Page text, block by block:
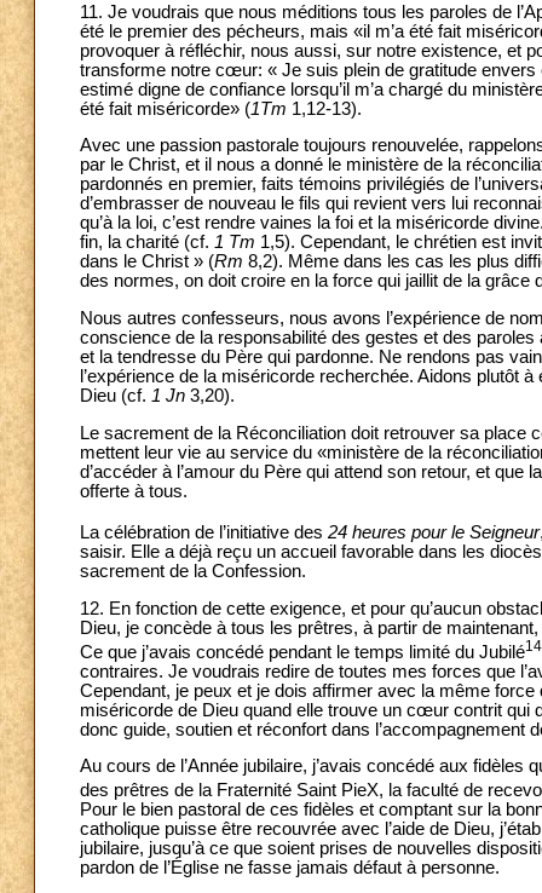
11. Je voudrais que nous méditions tous les paroles de
été le premier des pécheurs, mais «il m’a été fait
provoquer à réfléchir, nous aussi, sur notre existence, et
transforme notre cœur: « Je suis plein de gratitude
estimé digne de confiance lorsqu’il m’a chargé du
été fait miséricorde» (1Tm 1,12-13).
Avec une passion pastorale toujours renouvelée,
par le Christ, et il nous a donné le ministère de la
pardonnés en premier, faits témoins privilégiés de
d’embrasser de nouveau le fils qui revient vers lui
qu’à la loi, c’est rendre vaines la foi et la miséricorde
fin, la charité (cf. 1 Tm 1,5). Cependant, le chrétien est
dans le Christ » (Rm 8,2). Même dans les cas les plus
des normes, on doit croire en la force qui jaillit de la grâce
Nous autres confesseurs, nous avons l’expérience de
conscience de la responsabilité des gestes et des
et la tendresse du Père qui pardonne. Ne rendons pas
l’expérience de la miséricorde recherchée. Aidons plutôt
Dieu (cf. 1 Jn 3,20).
Le sacrement de la Réconciliation doit retrouver sa place
mettent leur vie au service du «ministère de la
d’accéder à l’amour du Père qui attend son retour, et que
offerte à tous.
La célébration de l’initiative des 24 heures pour le Seigneur
saisir. Elle a déjà reçu un accueil favorable dans les
sacrement de la Confession.
12. En fonction de cette exigence, et pour qu’aucun
Dieu, je concède à tous les prêtres, à partir de
Ce que j’avais concédé pendant le temps limité du Jubilé14
contraires. Je voudrais redire de toutes mes forces que
Cependant, je peux et je dois affirmer avec la même force
miséricorde de Dieu quand elle trouve un cœur contrit qui
donc guide, soutien et réconfort dans l’accompagnement
Au cours de l’Année jubilaire, j’avais concédé aux
des prêtres de la Fraternité Saint PieX, la faculté de
Pour le bien pastoral de ces fidèles et comptant sur la
catholique puisse être recouvrée avec l’aide de Dieu,
jubilaire, jusqu’à ce que soient prises de nouvelles
pardon de l’Église ne fasse jamais défaut à personne.